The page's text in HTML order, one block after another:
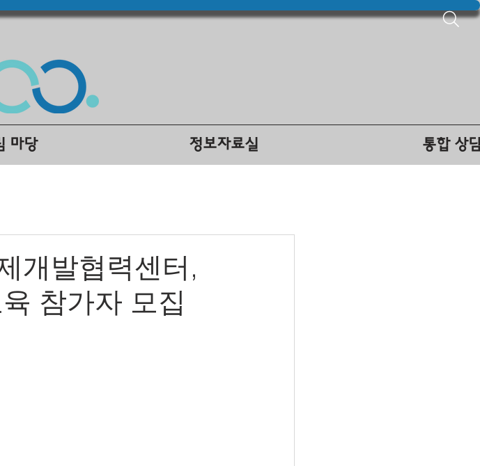
마당 정보자료실 통합 상
개발협력센터,
참가자 모집